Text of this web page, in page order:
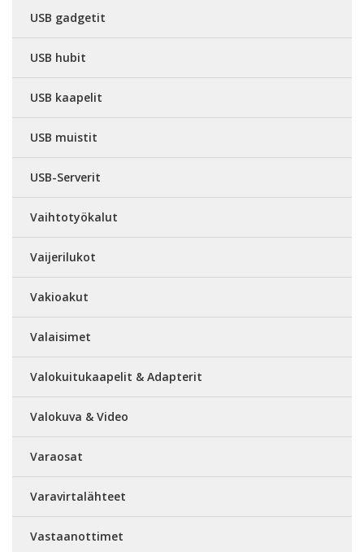
USB gadgetit
USB hubit
USB kaapelit
USB muistit
USB-Serverit
Vaihtotyökalut
Vaijerilukot
Vakioakut
Valaisimet
Valokuitukaapelit & Adapterit
Valokuva & Video
Varaosat
Varavirtalähteet
Vastaanottimet